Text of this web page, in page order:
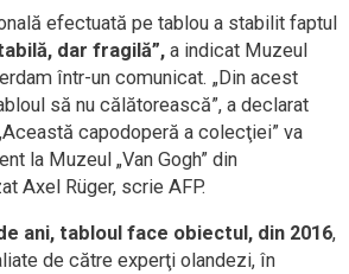
efectuată pe tablou a stabilit faptul
dar fragilă”, a indicat Muzeul
într-un comunicat. „Din acest
să nu călătorească”, a declarat
capodoperă a colecţiei” va
la Muzeul „Van Gogh” din
Axel Rüger, scrie AFP.
ani, tabloul face obiectul, din 2016,
de către experţi olandezi, în